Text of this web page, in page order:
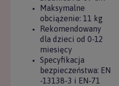
Maksymalne
obciążenie: 11 kg
Rekomendowany
dla dzieci od 0-12
miesięcy
Specyfikacja
bezpieczeństwa: EN
-13138-3 i EN-71